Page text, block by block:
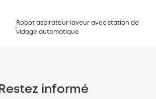
Robot aspirateur laveur avec station de
vidage automatique
Restez informé